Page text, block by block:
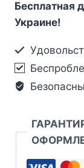
Бесплатная
Украине!